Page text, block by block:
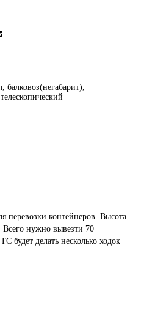
балковоз(негабарит),
контейнеров. Высота
Всего нужно вывезти 70
будет делать несколько ходок